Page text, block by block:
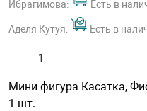
Ибрагимова: Есть в
Аделя Кутуя: Есть в
Мини фигура Касатка,
1 шт.